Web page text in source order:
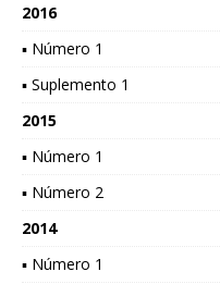
2016
▪ Número 1
▪ Suplemento 1
2015
▪ Número 1
▪ Número 2
2014
▪ Número 1